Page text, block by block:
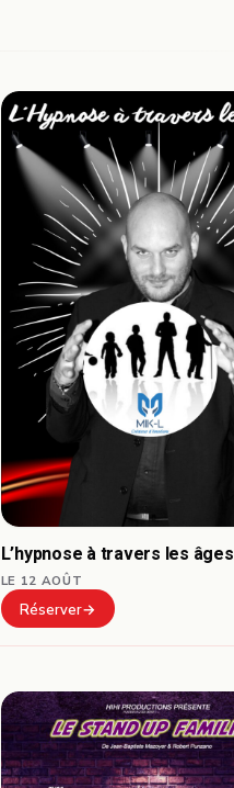
L’hypnose à travers les âges
LE 12 AOÛT
Réserver